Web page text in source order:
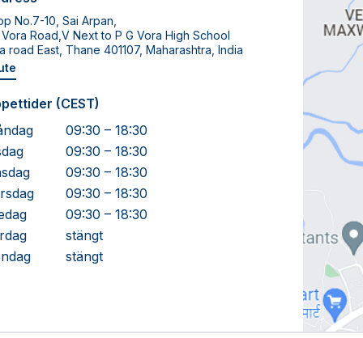
No.7-10, Sai Arpan,
Vora Road,V Next to P G Vora High School
road East, Thane 401107, Maharashtra, India
(CEST)
09:30 – 18:30
09:30 – 18:30
09:30 – 18:30
09:30 – 18:30
09:30 – 18:30
stängt
stängt